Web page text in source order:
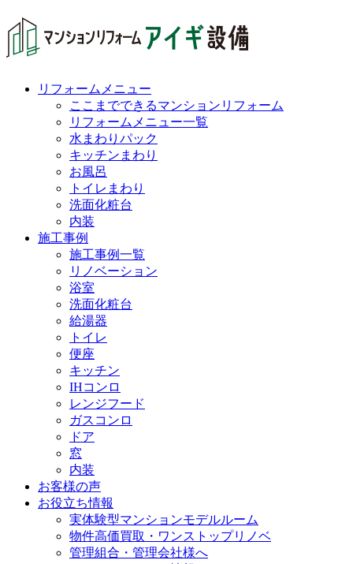
リフォームメニュー
ここまでできるマンションリフォーム
リフォームメニュー一覧
水まわりパック
キッチンまわり
お風呂
トイレまわり
洗面化粧台
内装
施工事例
施工事例一覧
リノベーション
浴室
洗面化粧台
給湯器
トイレ
便座
キッチン
IHコンロ
レンジフード
ガスコンロ
ドア
窓
内装
お客様の声
お役立ち情報
実体験型マンションモデルルーム
物件高価買取・ワンストップリノベ
管理組合・管理会社様へ